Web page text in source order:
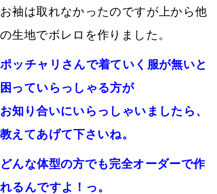
お袖は取れなかったのですが上から他
の生地でボレロを作りました。
ポッチャリさんで着ていく服が無いと
困っていらっしゃる方が
お知り合いにいらっしゃいましたら、
教えてあげて下さいね。
どんな体型の方でも完全オーダーで作
れるんですよ！っ。